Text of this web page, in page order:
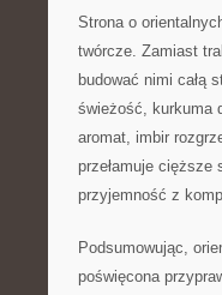
Strona o
twórcze. Zamiast
budować nimi całą
świeżość, kurkuma
aromat, imbir
przełamuje
przyjemność z
Podsumowując,
poświęcona